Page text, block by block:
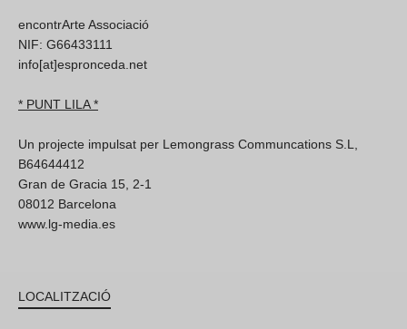
encontrArte Associació
NIF: G66433111
info[at]espronceda.net
* PUNT LILA *
Un projecte impulsat per Lemongrass Communcations S.L,
B64644412
Gran de Gracia 15, 2-1
08012 Barcelona
www.lg-media.es
LOCALITZACIÓ